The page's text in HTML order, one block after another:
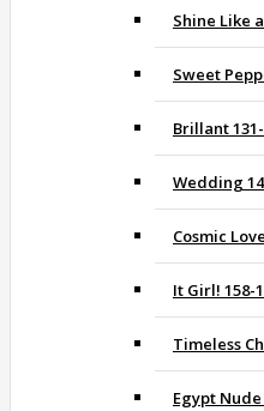
Shine Like
Sweet
Brillant
Wedding
Cosmic
It Girl! 158-
Timeless
Egypt Nude